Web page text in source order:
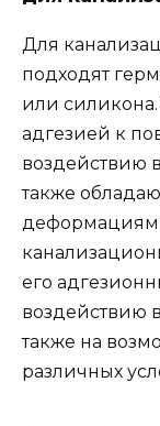
Для
подходят
или
адгезией к
воздействию
также
деформациям
его
воздействию
также на
различных